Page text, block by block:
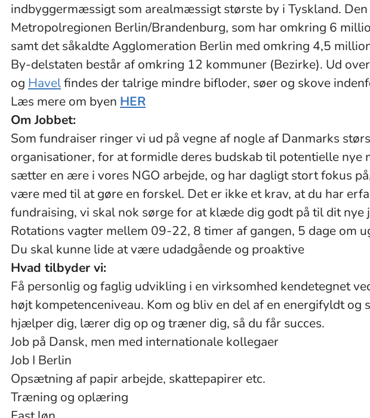
indbyggermæssigt som arealmæssigt største by i Tyskland.
Metropolregionen Berlin/Brandenburg, som har omkring 6
samt det såkaldte Agglomeration Berlin med omkring 4,5
By-delstaten består af omkring 12 kommuner (Bezirke). Ud
og Havelfindes der talrige mindre bifloder, søer og skove
Læs mere om byen HER
Om Jobbet:
Som fundraiser ringer vi ud på vegne af nogle af Danmarks
organisationer, for at formidle deres budskab til potentielle nye
sætter en ære i vores NGO arbejde, og har dagligt stort fokus
være med til at gøre en forskel. Det er ikke et krav, at du har
fundraising, vi skal nok sørge for at klæde dig godt på til dit nye
Rotations vagter mellem 09-22, 8 timer af gangen, 5 dage om
Du skal kunne lide at være udadgående og proaktive
Hvad tilbyder vi:
Få personlig og faglig udvikling i en virksomhed kendetegnet
højt kompetenceniveau. Kom og bliv en del af en energifyldt og
hjælper dig, lærer dig op og træner dig, så du får succes.
Job på Dansk, men med internationale kollegaer
Job I Berlin
Opsætning af papir arbejde, skattepapirer etc.
Træning og oplæring